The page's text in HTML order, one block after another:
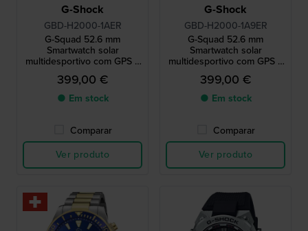
G-Shock
GBD-H2000-1AER
G-Squad 52.6 mm
Smartwatch solar
multidesportivo com GPS e
monitor de ritmo cardíaco
399,00 €
● Em stock
Comparar
Ver produto
G-Shock
GBD-H2000-1A9ER
G-Squad 52.6 mm
Smartwatch solar
multidesportivo com GPS e
monitor de ritmo cardíaco
399,00 €
● Em stock
Comparar
Ver produto